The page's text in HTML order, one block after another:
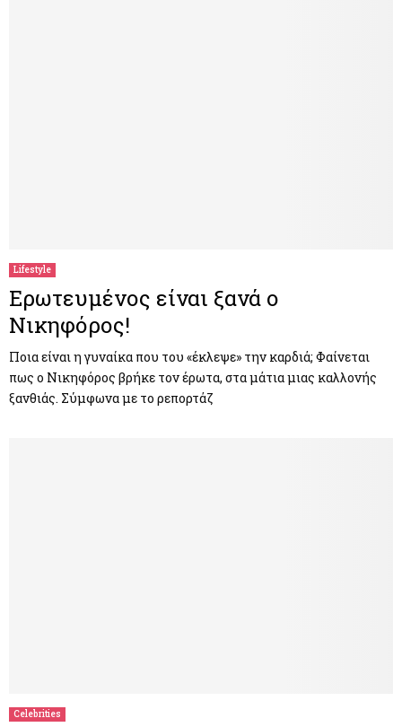
Lifestyle
Ερωτευμένος είναι ξανά ο
Νικηφόρος!
Ποια είναι η γυναίκα που του «έκλεψε» την καρδιά; Φαίνεται
πως ο Νικηφόρος βρήκε τον έρωτα, στα μάτια μιας καλλονής
ξανθιάς. Σύμφωνα με το ρεπορτάζ
Celebrities